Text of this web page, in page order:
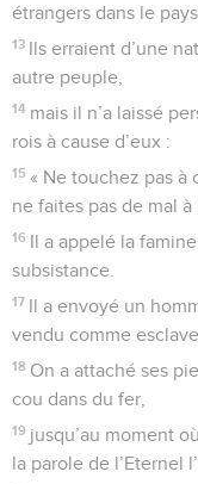
étrangers dans le pays.
13 Ils erraient d’une
autre peuple,
14 mais il n’a laissé
rois à cause d’eux :
15 « Ne touchez pas à
ne faites pas de mal
16 Il a appelé la
subsistance.
17 Il a envoyé un
vendu comme esclave.
18 On a attaché ses
cou dans du fer,
19 jusqu’au moment
la parole de l’Eternel